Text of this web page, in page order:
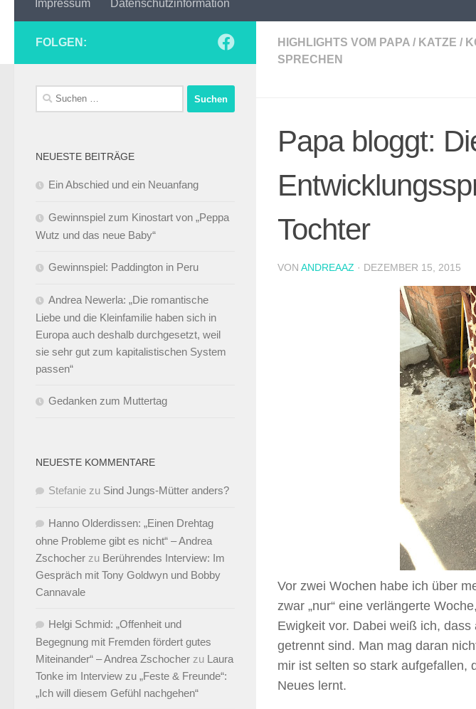
Impressum Datenschutzinformation
HIGHLIGHTS VOM PAPA / KATZE /
SPRECHEN
Papa bloggt:
Tochter
VON ANDREAAZ · DEZEMBER 15, 2015
Vor zwei Wochen habe ich über
zwar „nur“ eine verlängerte
Ewigkeit vor. Dabei weiß ich,
getrennt sind. Man mag daran
mir ist selten so stark aufgefallen,
Neues lernt.
FOLGEN:
Suchen
nach:
NEUESTE BEITRÄGE
Ein Abschied und ein Neuanfang
Gewinnspiel zum Kinostart von „Peppa
Wutz und das neue Baby“
Gewinnspiel: Paddington in Peru
Andrea Newerla: „Die romantische
Liebe und die Kleinfamilie haben sich in
Europa auch deshalb durchgesetzt, weil
sie sehr gut zum kapitalistischen System
passen“
Gedanken zum Muttertag
NEUESTE KOMMENTARE
Stefanie zu Sind Jungs-Mütter anders?
Hanno Olderdissen: „Einen Drehtag
ohne Probleme gibt es nicht“ – Andrea
Zschocher zu Berührendes Interview: Im
Gespräch mit Tony Goldwyn und Bobby
Cannavale
Helgi Schmid: „Offenheit und
Begegnung mit Fremden fördert gutes
Miteinander“ – Andrea Zschocher zu Laura
Tonke im Interview zu „Feste & Freunde“:
„Ich will diesem Gefühl nachgehen“